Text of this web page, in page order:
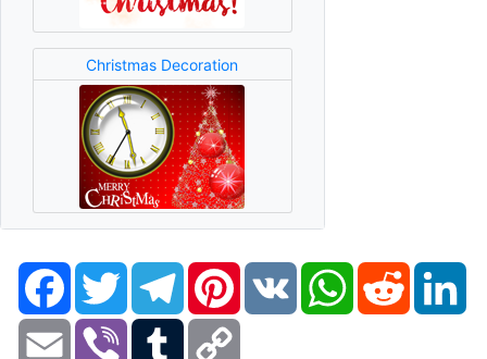
Christmas Decoration
FacebookTwitter TelegramPinterestVK WhatsAppReddit
Email Viber Tumblr